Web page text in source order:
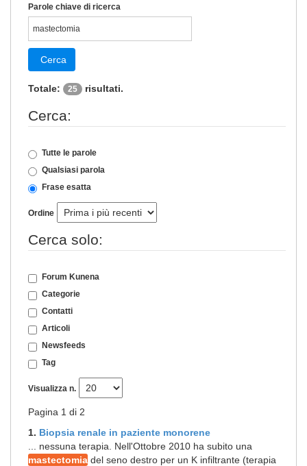
Parole chiave di ricerca
Cerca
Totale: 25 risultati.
Cerca:
Tutte le parole
Qualsiasi parola
Frase esatta
Ordine
Cerca solo:
Forum Kunena
Categorie
Contatti
Articoli
Newsfeeds
Tag
Visualizza n.
Pagina 1 di 2
1. Biopsia renale in paziente monorene
... nessuna terapia. Nell'Ottobre 2010 ha subito una
mastectomia del seno destro per un K infiltrante (terapia